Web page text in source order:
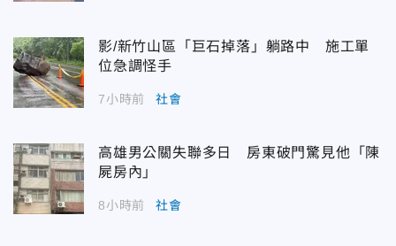
影/新竹山區「巨石掉落」躺路中 施工單
位急調怪手
7小時前 社會
高雄男公關失聯多日 房東破門驚見他「陳
屍房內」
8小時前 社會